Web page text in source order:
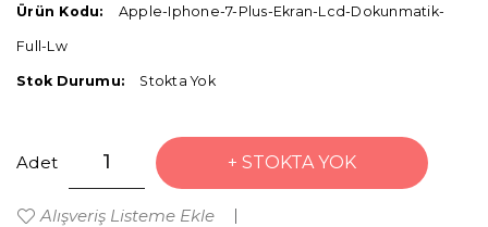
Ürün Kodu: Apple-Iphone-7-Plus-Ekran-Lcd-Dokunmatik-
Full-Lw
Stok Durumu: Stokta Yok
Adet STOKTA YOK
Alışveriş Listeme Ekle